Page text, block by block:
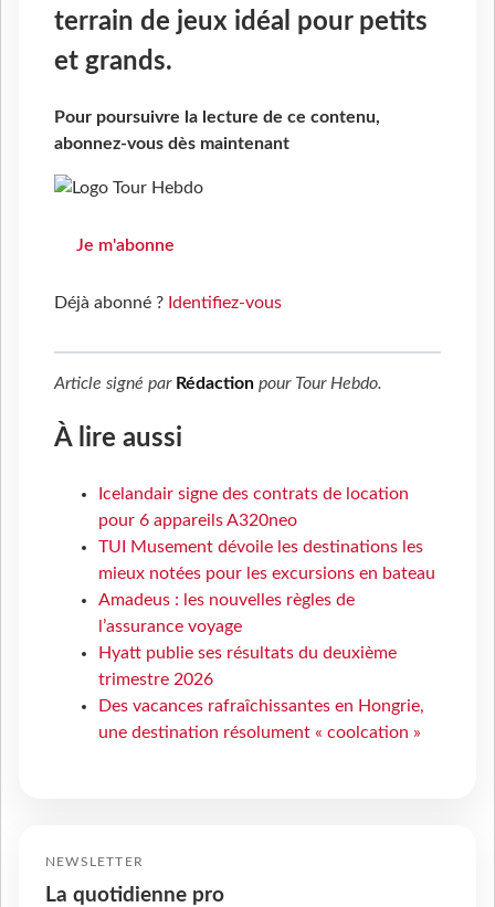
terrain de jeux idéal pour petits
et grands.
Pour poursuivre la lecture de ce contenu,
abonnez-vous dès maintenant
Je m'abonne
Déjà abonné ? Identifiez-vous
Article signé par Rédaction pour Tour Hebdo.
À lire aussi
Icelandair signe des contrats de location
pour 6 appareils A320neo
TUI Musement dévoile les destinations les
mieux notées pour les excursions en bateau
Amadeus : les nouvelles règles de
l’assurance voyage
Hyatt publie ses résultats du deuxième
trimestre 2026
Des vacances rafraîchissantes en Hongrie,
une destination résolument « coolcation »
NEWSLETTER
La quotidienne pro